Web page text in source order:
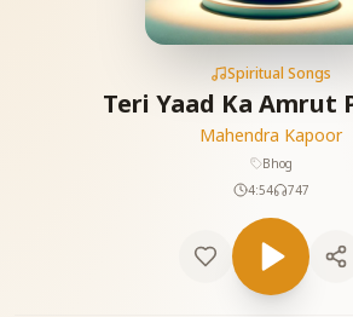
Spiritual Songs
Teri Yaad Ka Amrut
Mahendra Kapoor
Bhog
4:54
747